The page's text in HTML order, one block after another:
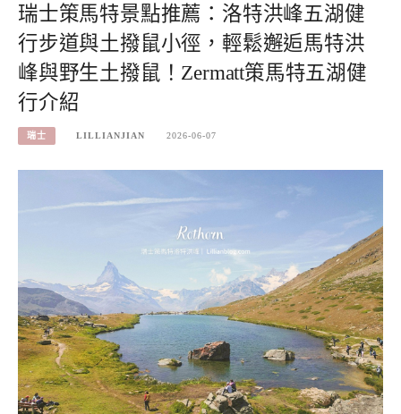
瑞士策馬特景點推薦：洛特洪峰五湖健
行步道與土撥鼠小徑，輕鬆邂逅馬特洪
峰與野生土撥鼠！Zermatt策馬特五湖健
行介紹
瑞士 LILLIANJIAN 2026-06-07